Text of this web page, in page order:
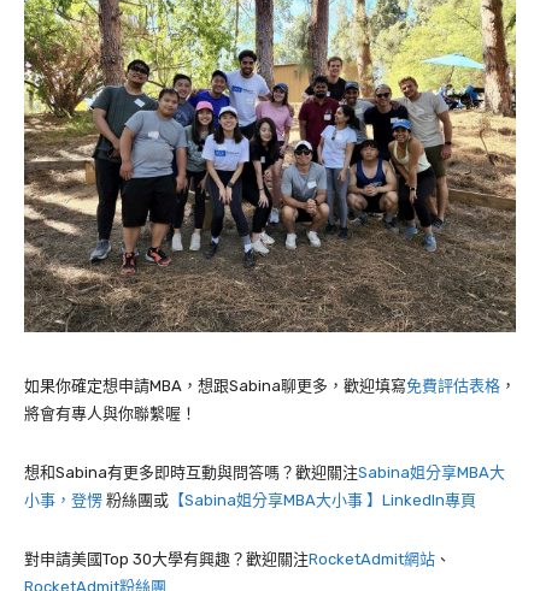
如果你確定想申請MBA，想跟Sabina聊更多，歡迎填寫免費評估表格 ，
將會有專人與你聯繫喔！
想和Sabina有更多即時互動與問答嗎？歡迎關注Sabina姐分享MBA大
小事，登愣 粉絲團或 【Sabina姐分享MBA大小事 】LinkedIn專頁
對申請美國Top 30大學有興趣？歡迎關注RocketAdmit網站 、
RocketAdmit粉絲團